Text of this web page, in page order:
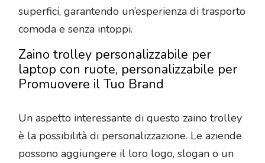
superfici, garantendo un’esperienza di trasporto
comoda e senza intoppi.
Zaino trolley personalizzabile per
laptop con ruote, personalizzabile per
Promuovere il Tuo Brand
Un aspetto interessante di questo zaino trolley
è la possibilità di personalizzazione. Le aziende
possono aggiungere il loro logo, slogan o un